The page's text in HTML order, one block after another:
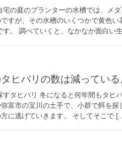
宅の庭のプランターの水槽では、メ
すが、その水槽のいくつかで黄色
す。 調べていくと、なかなか面白い
ヒバリの数は減っている
すタヒバリ 冬になると何年間もタヒ
富市の宝川の土手で、小群で餌を
に逃げていきます。 そしてそこで